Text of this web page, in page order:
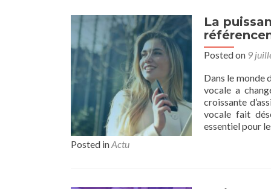
La
Posted on 9
Dans le monde
vocale a
croissante
vocale fait
essentiel pour
Posted inActu